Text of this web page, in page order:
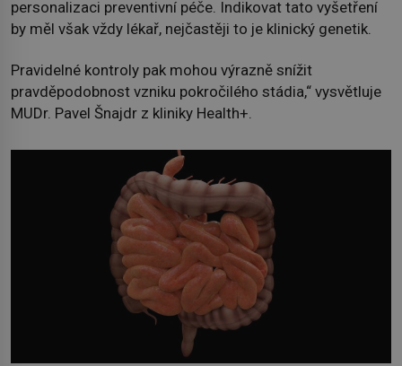
personalizaci preventivní péče. Indikovat tato vyšetření
by měl však vždy lékař, nejčastěji to je klinický genetik.
Pravidelné kontroly pak mohou výrazně snížit
pravděpodobnost vzniku pokročilého stádia,“ vysvětluje
MUDr. Pavel Šnajdr z kliniky Health+.